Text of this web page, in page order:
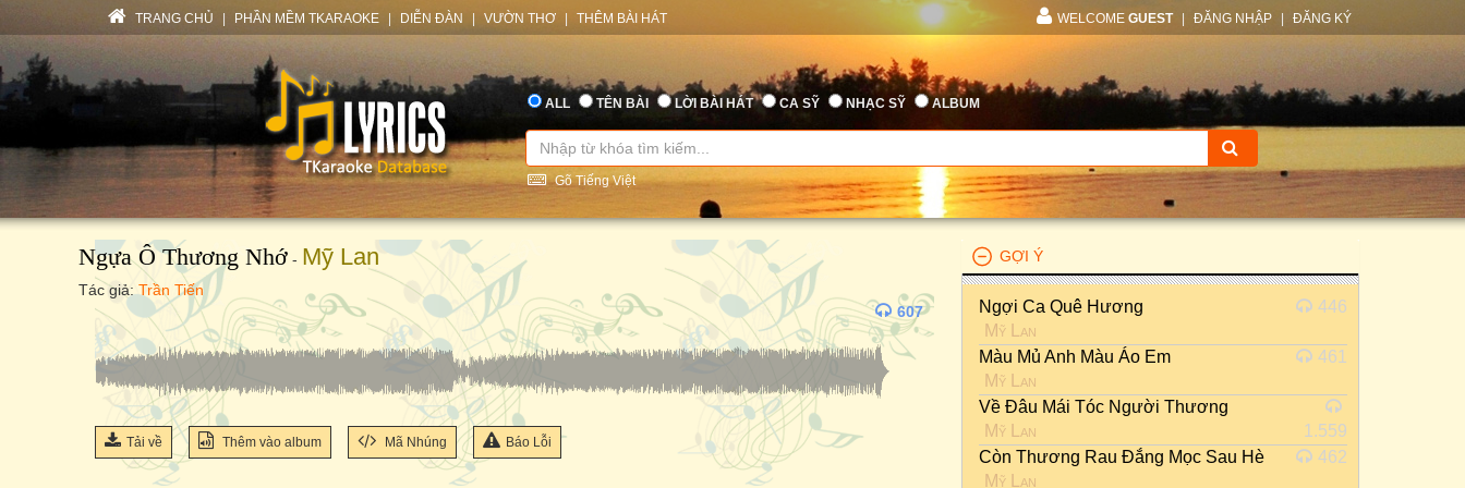
TRANG CHỦ PHẦN MỀM TKARAOKE DIỄN ĐÀN VƯỜN THƠ THÊM BÀI HÁT WELCOME GUEST ĐĂNG NHẬP ĐĂNG KÝ
ALL TÊN BÀI LỜI BÀI HÁT CA SỸ NHẠC SỸ ALBUM
Gõ Tiếng Việt
Ngựa Ô Thương Nhớ - Mỹ Lan
Tác giả: Trần Tiến
607
Tải về Thêm vào album Mã Nhúng Báo Lỗi
GỢI Ý
Ngợi Ca Quê Hương
Mỹ Lan
446
Màu Mủ Anh Màu Áo Em
Mỹ Lan
461
Về Đâu Mái Tóc Người Thương
Mỹ Lan
1.559
Còn Thương Rau Đắng Mọc Sau Hè
Mỹ Lan
462